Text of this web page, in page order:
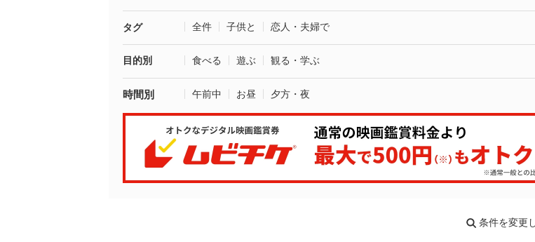
タグ 全件 子供と 恋人・夫婦で
目的別 食べる 遊ぶ 観る・学ぶ
時間別 午前中 お昼 夕方・夜
条件を変更